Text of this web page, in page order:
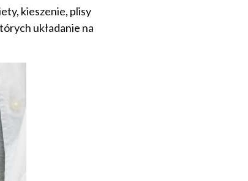
kieszenie, plisy
układanie na